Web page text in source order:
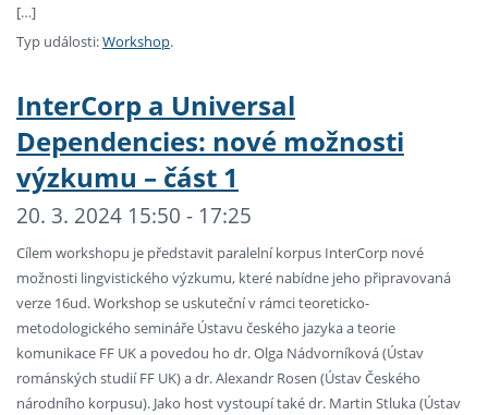
[…]
Typ události:Workshop.
InterCorp a Universal
Dependencies: nové možnosti
výzkumu – část 1
20. 3. 2024 15:50 - 17:25
Cílem workshopu je představit paralelní korpus InterCorp nové
možnosti lingvistického výzkumu, které nabídne jeho připravovaná
verze 16ud. Workshop se uskuteční v rámci teoreticko-
metodologického semináře Ústavu českého jazyka a teorie
komunikace FF UK a povedou ho dr. Olga Nádvorníková (Ústav
románských studií FF UK) a dr. Alexandr Rosen (Ústav Českého
národního korpusu). Jako host vystoupí také dr. Martin Stluka (Ústav